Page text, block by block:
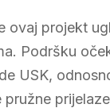
ovaj projekt
Podršku
USK,